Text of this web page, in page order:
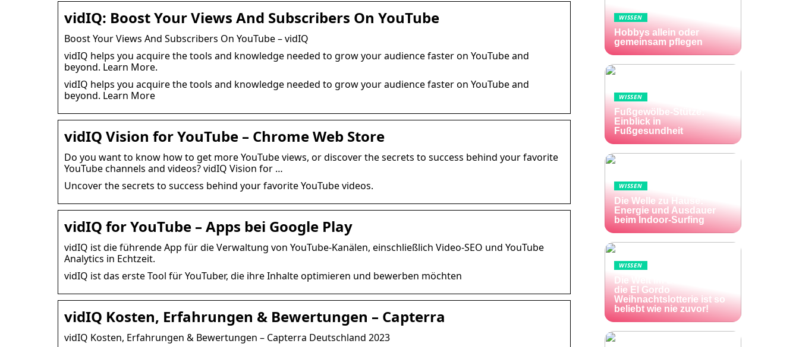
vidIQ: Boost Your Views And Subscribers On YouTube
Boost Your Views And Subscribers On YouTube – vidIQ
vidIQ helps you acquire the tools and knowledge needed to grow your audience faster on YouTube and
beyond. Learn More.
vidIQ helps you acquire the tools and knowledge needed to grow your audience faster on YouTube and
beyond. Learn More
vidIQ Vision for YouTube – Chrome Web Store
Do you want to know how to get more YouTube views, or discover the secrets to success behind your favorite
YouTube channels and videos? vidIQ Vision for …
Uncover the secrets to success behind your favorite YouTube videos.
vidIQ for YouTube – Apps bei Google Play
vidIQ ist die führende App für die Verwaltung von YouTube-Kanälen, einschließlich Video-SEO und YouTube
Analytics in Echtzeit.
vidIQ ist das erste Tool für YouTuber, die ihre Inhalte optimieren und bewerben möchten
vidIQ Kosten, Erfahrungen & Bewertungen – Capterra
vidIQ Kosten, Erfahrungen & Bewertungen – Capterra Deutschland 2023
WISSEN
Hobbys allein oder
gemeinsam pflegen
WISSEN
Fußgewölbe-Stütze:
Einblick in
Fußgesundheit
WISSEN
Die Welle zu Hause:
Energie und Ausdauer
beim Indoor-Surfing
WISSEN
Die Welt im Lotto-Fieber –
die El Gordo
Weihnachtslotterie ist so
beliebt wie nie zuvor!